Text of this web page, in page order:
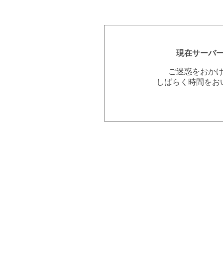
現在サーバ
ご迷惑をおか
しばらく時間を